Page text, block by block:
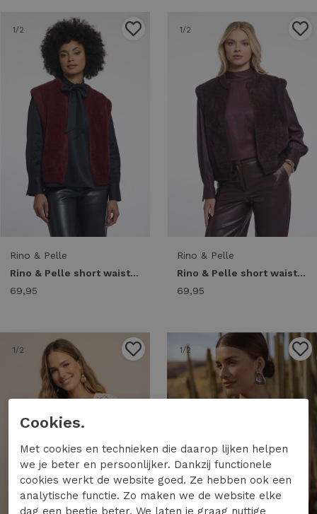
1/2
Rino & Pelle
Rino & Pelle short waistcoat elona.5002611 Vest sangria
69,95
1/2
Rino & Pelle
Rino & Pelle short waistcoat elona.5002611 Vest fudge cloak
69,95
1/2 1/2
Cookies.
Met cookies en technieken die daarop lijken helpen
we je beter en persoonlijker. Dankzij functionele
cookies werkt de website goed. Ze hebben ook een
analytische functie. Zo maken we de website elke
dag een beetje beter. We laten je graag nuttige